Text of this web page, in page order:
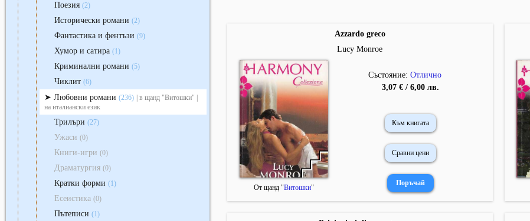
Поезия (2)
Исторически романи (2)
Фантастика и фентъзи (9)
Хумор и сатира (1)
Криминални романи (5)
Чиклит (6)
Любовни романи (236)
| в щанд "Витошки" |
на италиански език
Трилъри (27)
Ужаси (0)
Книги-игри (0)
Драматургия (0)
Кратки форми (1)
Есеистика (0)
Пътеписи (1)
Azzardo greco
Lucy Monroe
От щанд "Витошки"
Състояние: Отлично
3,07 € / 6,00 лв.
Към книгата
Сравни цени